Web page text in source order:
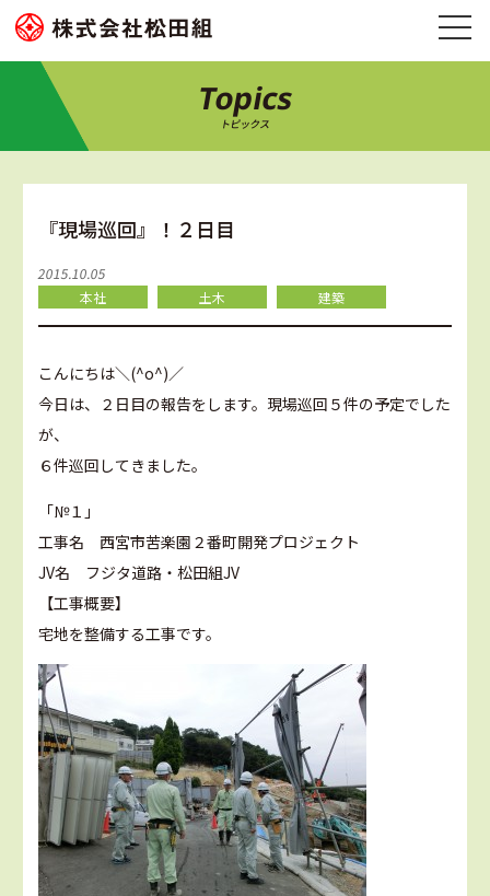
Topics
トピックス
『現場巡回』！２日目
2015.10.05
本社
土木 建築
こんにちは＼(^o^)／
今日は、２日目の報告をします。現場巡回５件の予定でした
が、
６件巡回してきました。
「№１」
工事名 西宮市苦楽園２番町開発プロジェクト
JV名 フジタ道路・松田組JV
【工事概要】
宅地を整備する工事です。